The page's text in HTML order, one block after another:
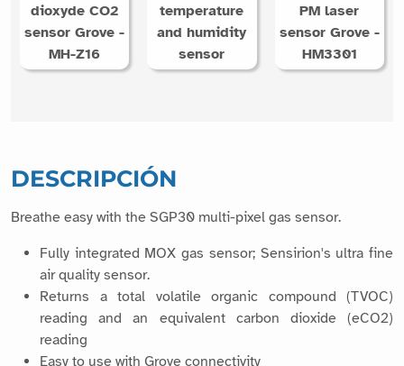
dioxyde CO2
sensor Grove -
MH-Z16
temperature
and humidity
sensor
PM laser
sensor Grove -
HM3301
DESCRIPCIÓN
Breathe easy with the SGP30 multi-pixel gas sensor.
Fully integrated MOX gas sensor; Sensirion's ultra fine
air quality sensor.
Returns a total volatile organic compound (TVOC)
reading and an equivalent carbon dioxide (eCO2)
reading
Easy to use with Grove connectivity